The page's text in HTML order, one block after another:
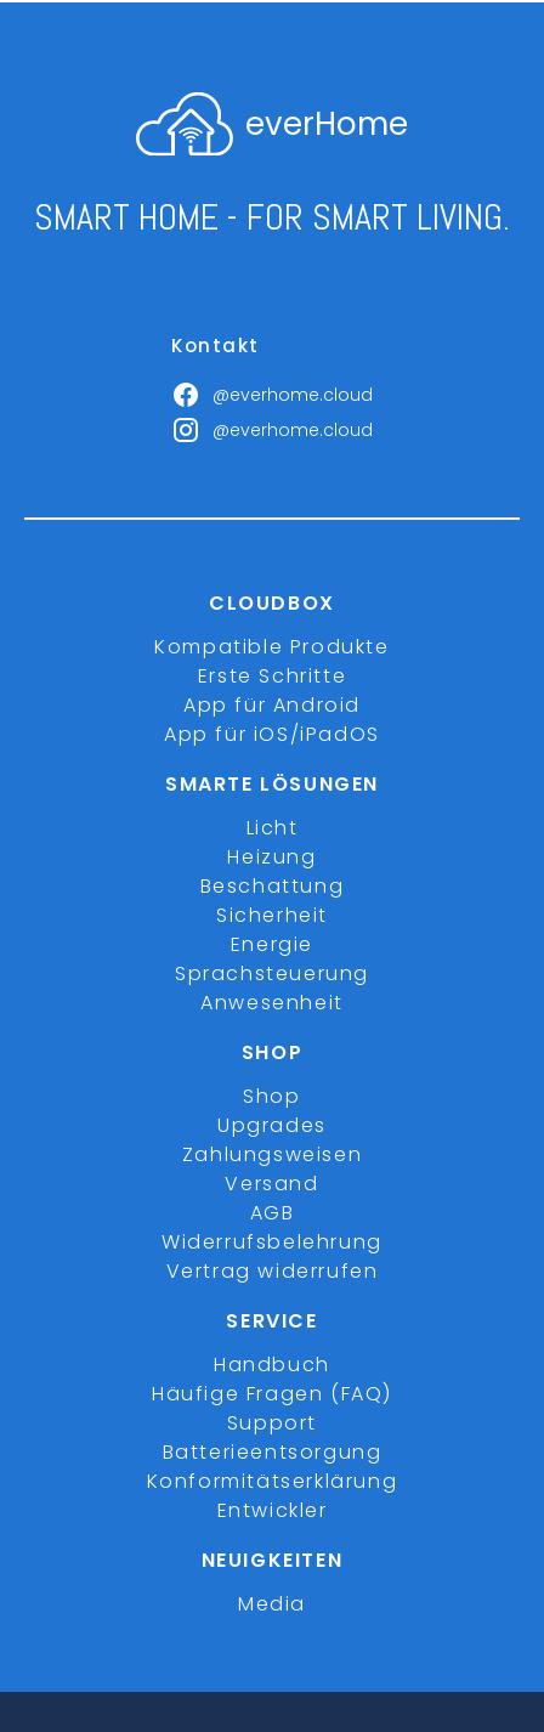
everHome
SMART HOME - FOR SMART LIVING.
Kontakt
@everhome.cloud
@everhome.cloud
CLOUDBOX
Kompatible Produkte
Erste Schritte
App für Android
App für iOS/iPadOS
SMARTE LÖSUNGEN
Licht
Heizung
Beschattung
Sicherheit
Energie
Sprachsteuerung
Anwesenheit
SHOP
Shop
Upgrades
Zahlungsweisen
Versand
AGB
Widerrufsbelehrung
Vertrag widerrufen
SERVICE
Handbuch
Häufige Fragen (FAQ)
Support
Batterieentsorgung
Konformitätserklärung
Entwickler
NEUIGKEITEN
Media